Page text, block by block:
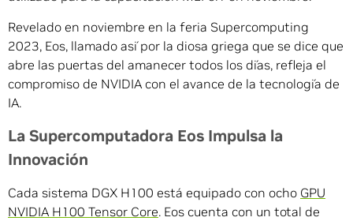
Revelado en noviembre en la feria Supercomputing
2023, Eos, llamado así por la diosa griega que se dice que
abre las puertas del amanecer todos los días, refleja el
compromiso de NVIDIA con el avance de la tecnología de
IA.
La Supercomputadora Eos Impulsa la
Innovación
Cada sistema DGX H100 está equipado con ocho GPU
NVIDIA H100 Tensor Core. Eos cuenta con un total de